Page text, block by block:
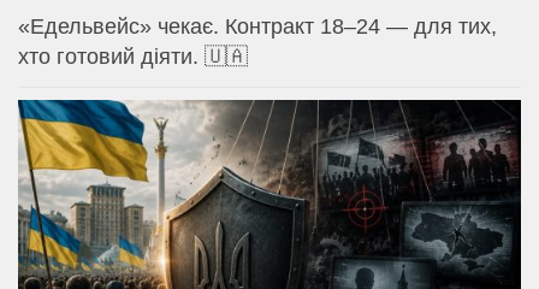
«Едельвейс» чекає. Контракт 18–24 — для тих,
хто готовий діяти. 🇺🇦